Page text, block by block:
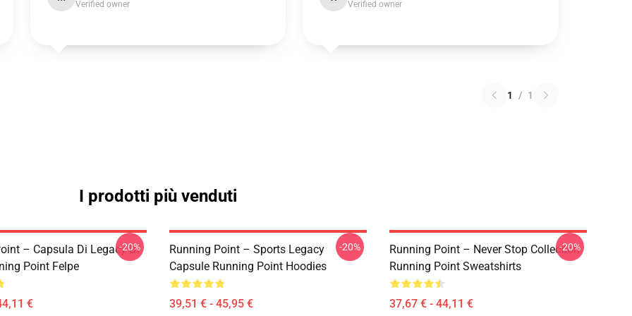
Verified owner Verified owner
1 / 1
I prodotti più venduti
– Capsula Di Legacy Di
Point Felpe
€
-20%
Running Point – Sports Legacy
Capsule Running Point Hoodies
39,51 € - 45,95 €
-20%
Running Point – Never Stop Collection
Running Point Sweatshirts
37,67 € - 44,11 €
-20%